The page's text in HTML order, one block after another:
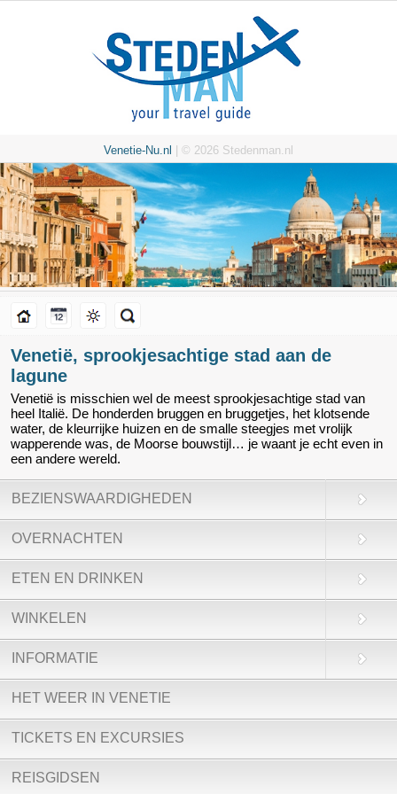
Venetie-Nu.nl | © 2026 Stedenman.nl
Venetië, sprookjesachtige stad aan de
lagune
Venetië is misschien wel de meest sprookjesachtige stad van
heel Italië. De honderden bruggen en bruggetjes, het klotsende
water, de kleurrijke huizen en de smalle steegjes met vrolijk
wapperende was, de Moorse bouwstijl… je waant je echt even in
een andere wereld.
BEZIENSWAARDIGHEDEN
OVERNACHTEN
ETEN EN DRINKEN
WINKELEN
INFORMATIE
HET WEER IN VENETIE
TICKETS EN EXCURSIES
REISGIDSEN